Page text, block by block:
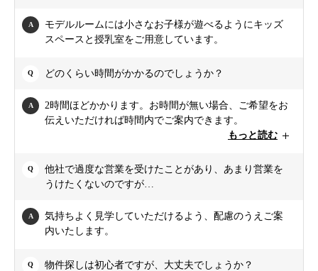
モデルルームには小さなお子様が遊べるようにキッズ
スペースと授乳室をご用意しています。
どのくらい時間がかかるのでしょうか？
2時間ほどかかります。お時間が無い場合、ご希望をお
伝えいただければ時間内でご案内できます。
もっと読む
他社で過度な営業を受けたことがあり、あまり営業を
うけたくないのですが…
気持ちよく見学していただけるよう、配慮のうえご案
内いたします。
物件探しは初心者ですが、大丈夫でしょうか？